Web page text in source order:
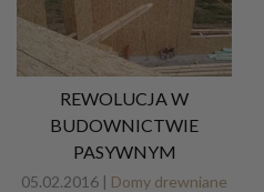
REWOLUCJA W
BUDOWNICTWIE
PASYWNYM
05.02.2016 | Domy drewniane